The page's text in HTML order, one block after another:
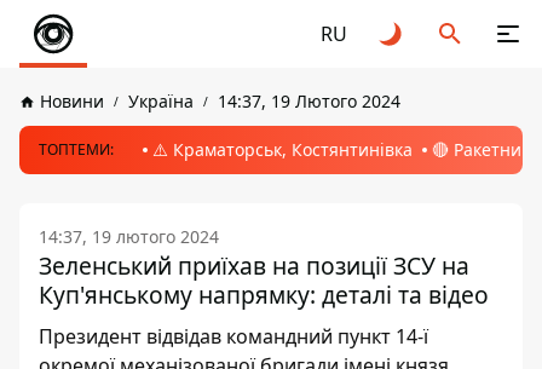
RU
Новини Україна 14:37, 19 Лютого 2024
ТОПТЕМИ: ⚠️ Краматорськ, Костянтинівка 🔴 Ракетний
14:37, 19 лютого 2024
Зеленський приїхав на позиції ЗСУ на
Куп'янському напрямку: деталі та відео
Президент відвідав командний пункт 14-ї